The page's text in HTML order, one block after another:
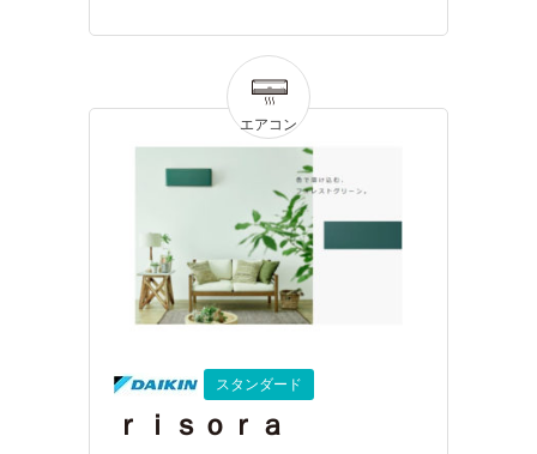
スタンダード
ｒｉｓｏｒａ